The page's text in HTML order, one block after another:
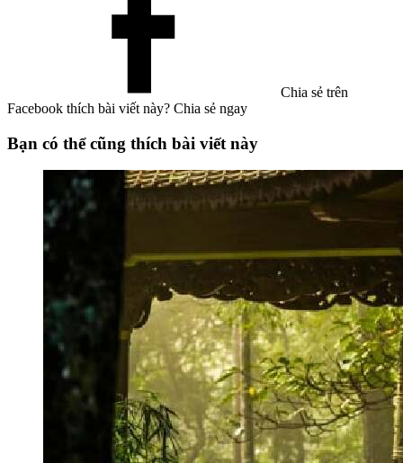
Chia sẻ trên
Facebook thích bài viết này? Chia sẻ ngay
Bạn có thể cũng thích bài viết này